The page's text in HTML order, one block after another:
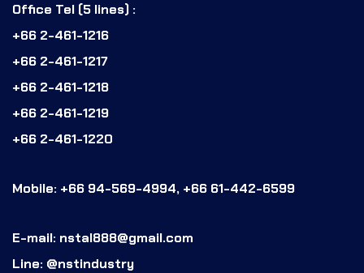
Office Tel (5 lines) :
+66 2-461-1216
+66 2-461-1217
+66 2-461-1218
+66 2-461-1219
+66 2-461-1220
Mobile: +66 94-569-4994, +66 61-442-6599
E-mail: nstal888@gmail.com
Line: @nstindustry